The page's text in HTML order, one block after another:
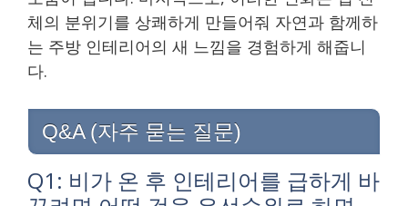
체의 분위기를 상쾌하게 만들어줘 자연과 함께하
는 주방 인테리어의 새 느낌을 경험하게 해줍니
다.
Q&A (자주 묻는 질문)
Q1: 비가 온 후 인테리어를 급하게 바